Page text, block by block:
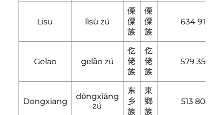
Lisu lìsù zú
傈
僳
族
傈
僳
族
634 912
Gelao gēlǎo zú
仡
佬
族
仡
佬
族
579 357
Dongxiang
dōngxiāng
zú
东
乡
族
東
鄉
族
513 805